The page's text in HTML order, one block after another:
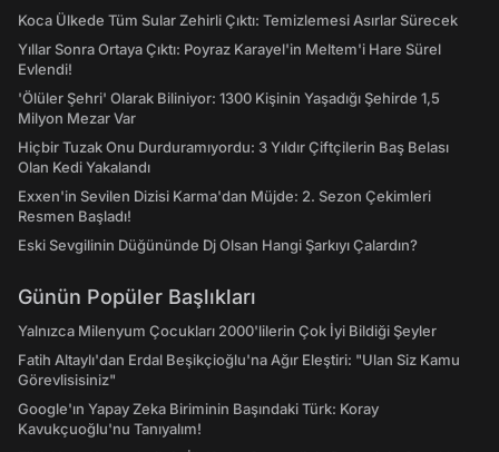
Koca Ülkede Tüm Sular Zehirli Çıktı: Temizlemesi Asırlar Sürecek
Yıllar Sonra Ortaya Çıktı: Poyraz Karayel'in Meltem'i Hare Sürel
Evlendi!
'Ölüler Şehri' Olarak Biliniyor: 1300 Kişinin Yaşadığı Şehirde 1,5
Milyon Mezar Var
Hiçbir Tuzak Onu Durduramıyordu: 3 Yıldır Çiftçilerin Baş Belası
Olan Kedi Yakalandı
Exxen'in Sevilen Dizisi Karma'dan Müjde: 2. Sezon Çekimleri
Resmen Başladı!
Eski Sevgilinin Düğününde Dj Olsan Hangi Şarkıyı Çalardın?
Günün Popüler Başlıkları
Yalnızca Milenyum Çocukları 2000'lilerin Çok İyi Bildiği Şeyler
Fatih Altaylı'dan Erdal Beşikçioğlu'na Ağır Eleştiri: "Ulan Siz Kamu
Görevlisisiniz"
Google'ın Yapay Zeka Biriminin Başındaki Türk: Koray
Kavukçuoğlu'nu Tanıyalım!